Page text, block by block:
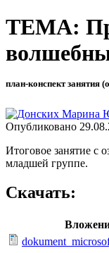
ТЕМА:
план-конспект
Опубликовано
Итоговое занятие с
младшей группе.
Скачать: